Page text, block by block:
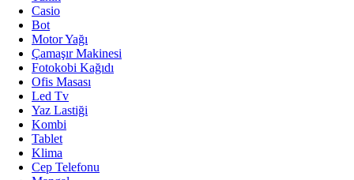
Casio
Bot
Motor Yağı
Çamaşır Makinesi
Fotokobi Kağıdı
Ofis Masası
Led Tv
Yaz Lastiği
Kombi
Tablet
Klima
Cep Telefonu